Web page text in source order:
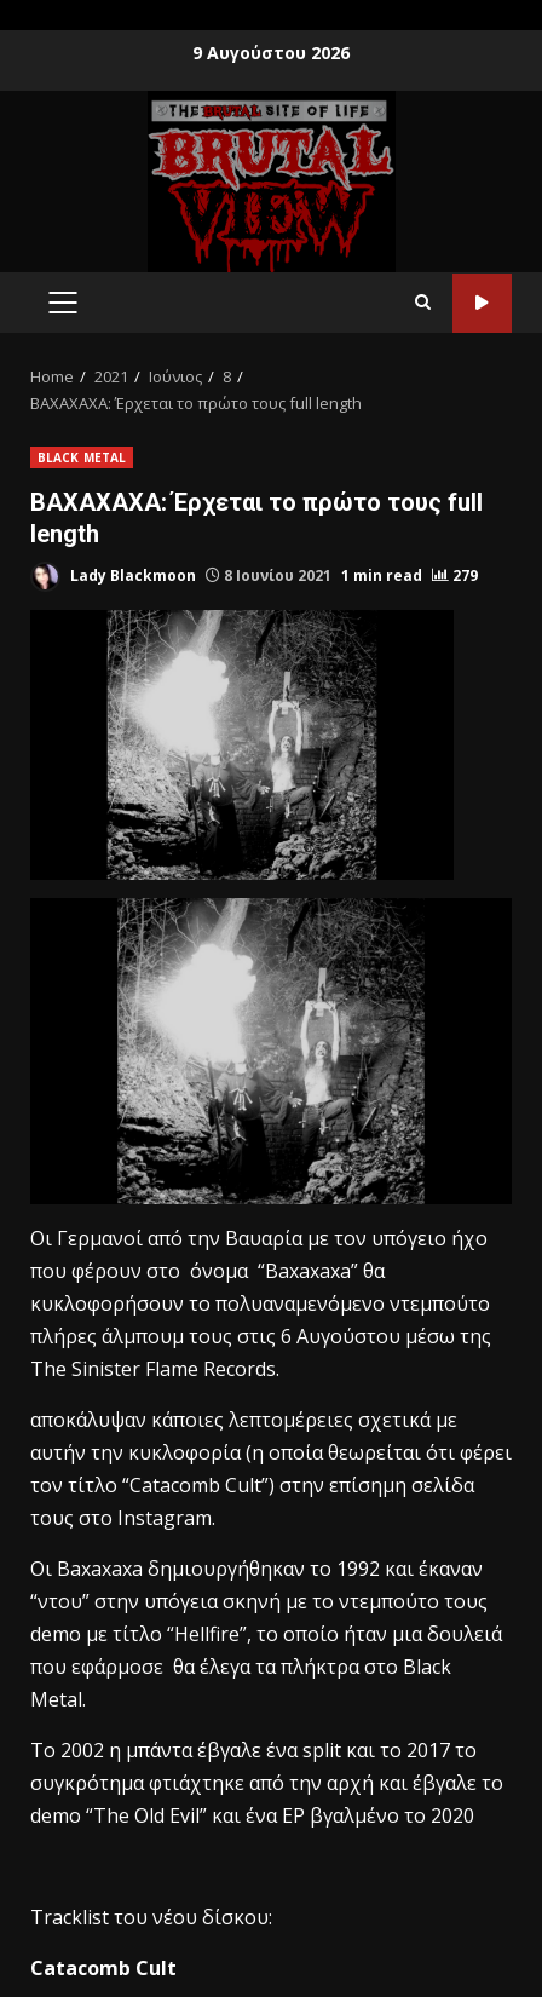
9 Αυγούστου 2026
Home 2021 Ιούνιος
8
BAXAXAXA: Έρχεται το πρώτο τους full length
BLACK METAL
BAXAXAXA: Έρχεται το πρώτο τους full
length
Lady Blackmoon 8 Ιουνίου 2021 1 min read 279
Οι Γερμανοί από την Βαυαρία με τον υπόγειο ήχο
που φέρουν στο όνομα “Baxaxaxa” θα
κυκλοφορήσουν το πολυαναμενόμενο ντεμπούτο
πλήρες άλμπουμ τους στις 6 Αυγούστου μέσω της
The Sinister Flame Records.
αποκάλυψαν κάποιες λεπτομέρειες σχετικά με
αυτήν την κυκλοφορία (η οποία θεωρείται ότι φέρει
τον τίτλο “Catacomb Cult”) στην επίσημη σελίδα
τους στο Instagram.
Oι Baxaxaxa δημιουργήθηκαν το 1992 και έκαναν
“ντου” στην υπόγεια σκηνή με το ντεμπούτο τους
demo με τίτλο “Hellfire”, το οποίο ήταν μια δουλειά
που εφάρμοσε θα έλεγα τα πλήκτρα στο Black
Metal.
Το 2002 η μπάντα έβγαλε ένα split και το 2017 το
συγκρότημα φτιάχτηκε από την αρχή και έβγαλε το
demo “The Old Evil” και ένα EP βγαλμένο το 2020
Tracklist του νέου δίσκου:
Catacomb Cult